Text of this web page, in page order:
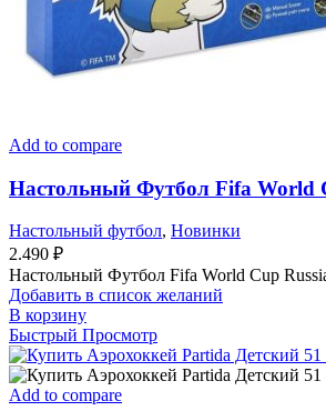
Add to compare
Настольный Футбол Fifa World
Настольный футбол, Новинки
2.490 ₽
Настольный Футбол Fifa World Cup
Добавить в список желаний
В корзину
Быстрый Просмотр
Add to compare